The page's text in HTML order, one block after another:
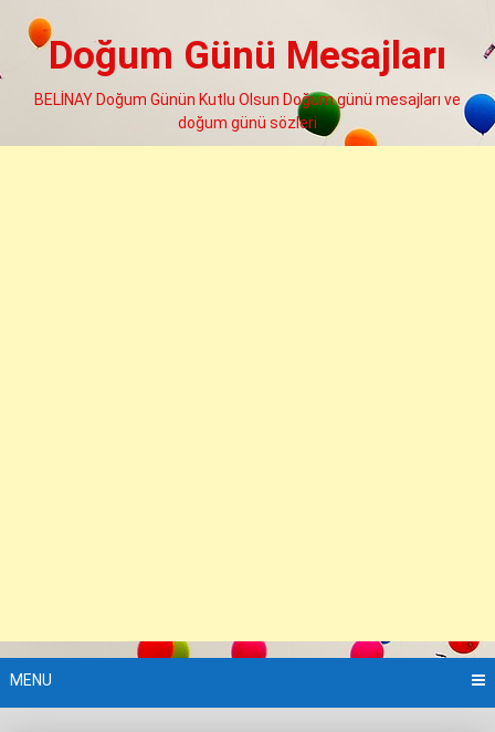
Doğum Günü Mesajları
BELİNAY Doğum Günün Kutlu Olsun Doğum günü mesajları ve
doğum günü sözleri
MENU